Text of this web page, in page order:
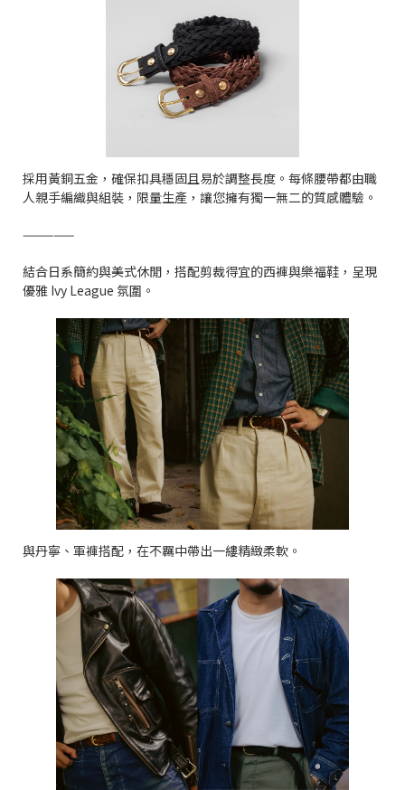
採用黃銅五金，確保扣具穩固且易於調整長度。每條腰帶都由職
人親手編織與組裝，限量生產，讓您擁有獨一無二的質感體驗。
—————
結合日系簡約與美式休閒，搭配剪裁得宜的西褲與樂福鞋，呈現
優雅 Ivy League 氛圍。
與丹寧、軍褲搭配，在不羈中帶出一縷精緻柔軟。